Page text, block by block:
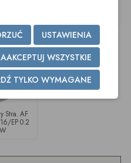
Stra. AF
EP 0.2
USTAWIENIA
WSZYSTKIE
TYLKO WYMAGANE